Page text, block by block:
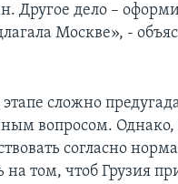
Другое дело –
Москве», -
сложно
вопросом. Однако,
согласно
том, чтоб Грузия